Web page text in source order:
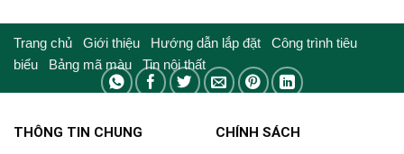
đến
đến
Trang chủ Giới thiệu Hướng dẫn lắp đặt Công trình tiêu
biểu
Bảng mã màu Tin nội thất
THÔNG TIN CHUNG CHÍNH SÁCH